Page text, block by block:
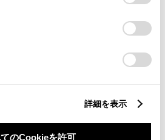
Cookie(クッキー)のオプトアウト、
したりするにあたっては、当社の
の取り扱いについて
」をご覧くだ
詳細を表示
のCookieを許可